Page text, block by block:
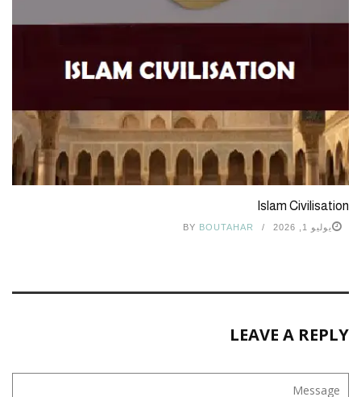
Islam Civilisation
يوليو 1, 2026 BY BOUTAHAR
LEAVE A REPLY